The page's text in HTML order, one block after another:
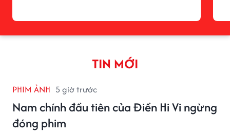
TIN MỚI
PHIM ẢNH 5 giờ trước
Nam chính đầu tiên của Điền Hi Vi ngừng
đóng phim